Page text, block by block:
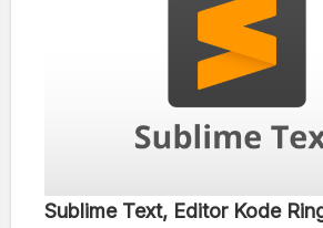
Sublime Text, Editor Kode